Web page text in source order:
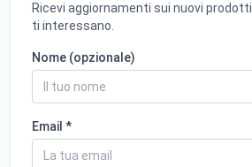
Ricevi aggiornamenti sui nuovi
ti interessano.
Nome (opzionale)
Email *